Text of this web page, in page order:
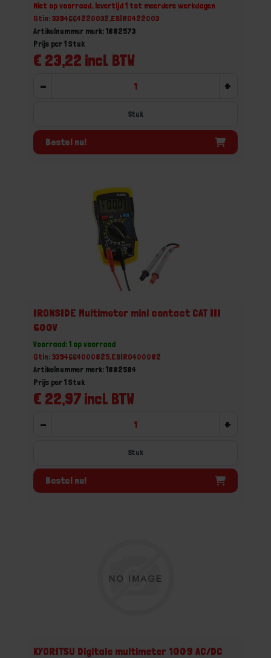
Niet op voorraad, levertijd 1 tot meerdere werkdagen
Gtin: 3394664220032,EBIRO422003
Artikelnummer merk: 1882573
€ 23,22 incl. BTW
Prijs per 1 Stuk
- +
Stuk
Bestel nu!
IRONSIDE Multimeter mini contact CAT III
600V
Voorraad: 1 op voorraad
Gtin: 3394664000825,EBIRO400082
Artikelnummer merk: 1882584
€ 22,97 incl. BTW
Prijs per 1 Stuk
- +
Stuk
Bestel nu!
KYORITSU Digitale multimeter 1009 AC/DC